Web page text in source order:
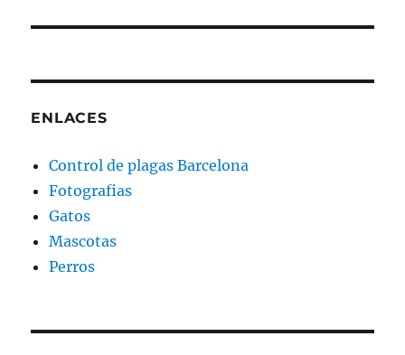
ENLACES
Control de plagas Barcelona
Fotografias
Gatos
Mascotas
Perros